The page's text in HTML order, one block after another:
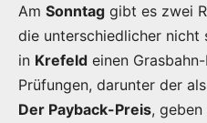
Am Sonntag gibt es zwei
die unterschiedlicher nicht
in Krefeld einen
Prüfungen, darunter der
Der Payback-Preis,